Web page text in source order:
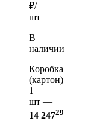
₽/
шт
В
наличии
Коробка
(картон)
1
шт —
14 24729